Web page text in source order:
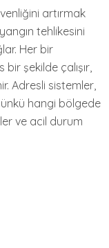
artırmak
tehlikesini
Her bir
şekilde çalışır,
Adresli sistemler,
hangi bölgede
ve acil durum